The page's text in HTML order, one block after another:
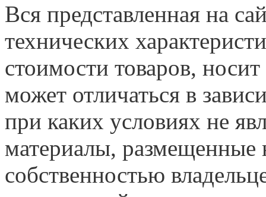
Вся представленная на
технических
стоимости товаров,
может отличаться в
при каких условиях не
материалы, размещенные
собственностью